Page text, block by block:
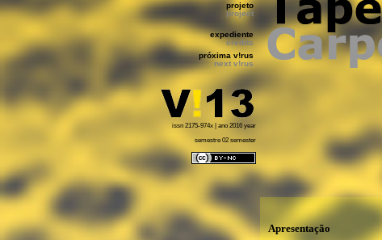
projeto
project
expediente
credits
próxima v!rus
next v!rus
issn 2175-974x | ano 2016 year
semestre 02 semester
Apresentação